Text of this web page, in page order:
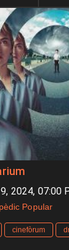
2024, 07:00
Popular
cinefòrum